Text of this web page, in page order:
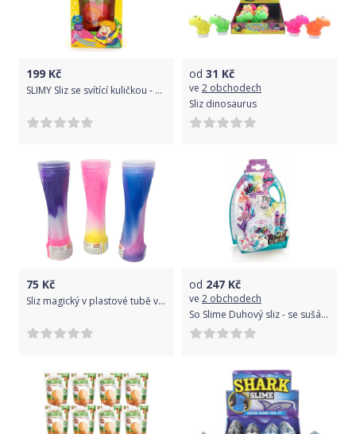
199 Kč
SLIMY Sliz se svítící kuličkou - 3 druhy
od 31 Kč
ve 2 obchodech
Sliz dinosaurus
75 Kč
Sliz magický v plastové tubě vícebarevný různé barvy
od 247 Kč
ve 2 obchodech
So Slime Duhový sliz - se sušákem mix 3 motivů